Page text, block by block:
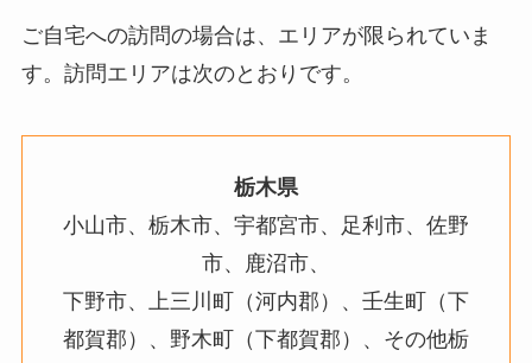
ご自宅への訪問の場合は、エリアが限られていま
す。訪問エリアは次のとおりです。
栃木県
小山市、栃木市、宇都宮市、足利市、佐野
市、鹿沼市、
下野市、上三川町（河内郡）、壬生町（下
都賀郡）、野木町（下都賀郡）、その他栃